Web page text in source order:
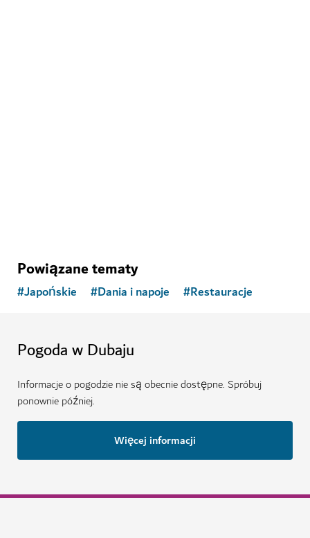
Powiązane tematy
#Japońskie #Dania i napoje #Restauracje
Pogoda w Dubaju
Informacje o pogodzie nie są obecnie dostępne. Spróbuj
ponownie później.
Więcej informacji